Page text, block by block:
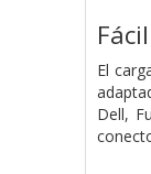
El
Dell,